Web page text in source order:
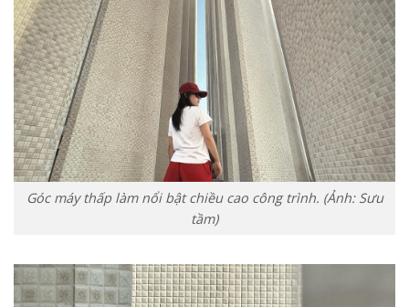
Góc máy thấp làm nổi bật chiều cao công trình. (Ảnh: Sưu
tầm)